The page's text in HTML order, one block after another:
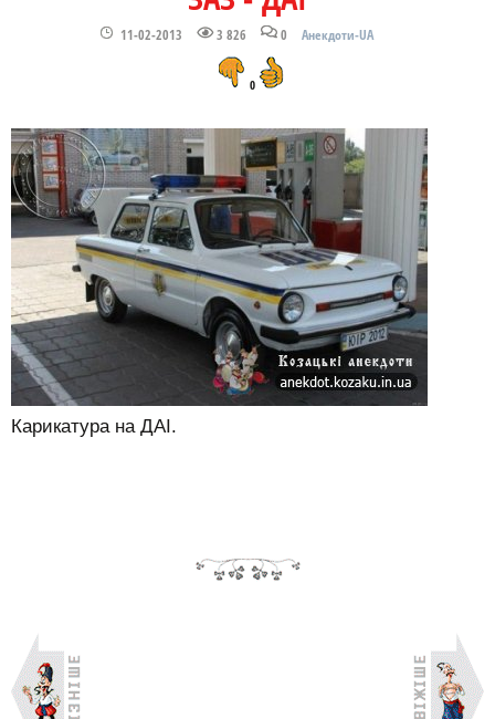
11-02-2013 3 826 0 Анекдоти-UA
0
Карикатура на ДАІ.